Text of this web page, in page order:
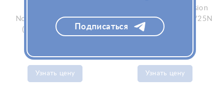
Novacutan SBio 1x2мл
(Новакутан Эсбио)
Узнать цену
Канюли SoftFil Precision
22G/70/XL, игла 22G/25N
(СофтФил)
Узнать цену
Подписаться